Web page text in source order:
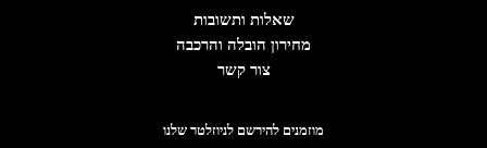
שאלות ותשובות
מחירון הובלה והרכבה
צור קשר
מוזמנים להירשם לניוזלטר שלנו